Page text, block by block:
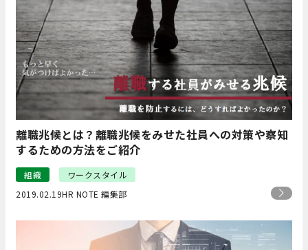
離職兆候とは？離職兆候をみせた社員への対策や察知
するための方法をご紹介
組織
ワークスタイル
2019.02.19HR NOTE 編集部